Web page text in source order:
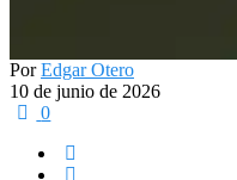
PorEdgar Otero
10 de junio de 2026
0